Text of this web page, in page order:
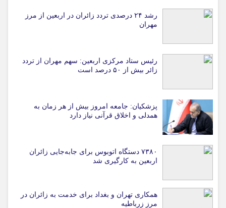
رشد ۲۴ درصدی تردد زائران در اربعین از مرز
مهران
رئیس ستاد مرکزی اربعین: سهم مهران از تردد
زائر بیش از ۵۰ درصد است
پزشکیان: جامعه امروز بیش از هر زمان به
همدلی و اخلاق قرآنی نیاز دارد
۷۳۸۰ دستگاه اتوبوس برای جابه‌جایی زائران
اربعین به‌ کارگیری شد
همکاری تهران و بغداد برای خدمت به زائران در
مرز زرباطیه